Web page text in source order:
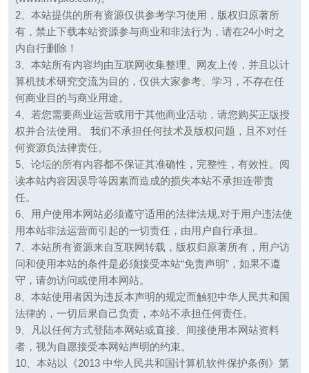
2、本站提供的所有资源仅供参考学习使用，版权归原著所
有，禁止下载本站资源参与商业和非法行为，请在24小时之
内自行删除！
3、本站所有内容均由互联网收集整理、网友上传，并且以计
算机技术研究交流为目的，仅供大家参考、学习，不存在任
何商业目的与商业用途。
4、若您需要商业运营或用于其他商业活动，请您购买正版授
权并合法使用。 我们不承担任何技术及版权问题，且不对任
何资源负法律责任。
5、论坛的所有内容都不保证其准确性，完整性，有效性。阅
读本站内容因误导等因素而造成的损失本站不承担连带责
任。
6、用户使用本网站必须遵守适用的法律法规,对于用户违法使
用本站非法运营而引起的一切责任，由用户自行承担。
7、本站所有资源来自互联网转载，版权归原著所有，用户访
问和使用本站的条件是必须接受本站“免责声明”，如果不遵
守，请勿访问或使用本网站。
8、本站使用者因为违反本声明的规定而触犯中华人民共和国
法律的，一切后果自己负责，本站不承担任何责任。
9、凡以任何方式登陆本网站或直接、间接使用本网站资料
者，视为自愿接受本网站声明的约束。
10、本站以《2013 中华人民共和国计算机软件保护条例》第